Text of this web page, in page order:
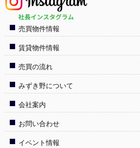
売買物件情報
賃貸物件情報
売買の流れ
みずき野について
会社案内
お問い合わせ
イベント情報